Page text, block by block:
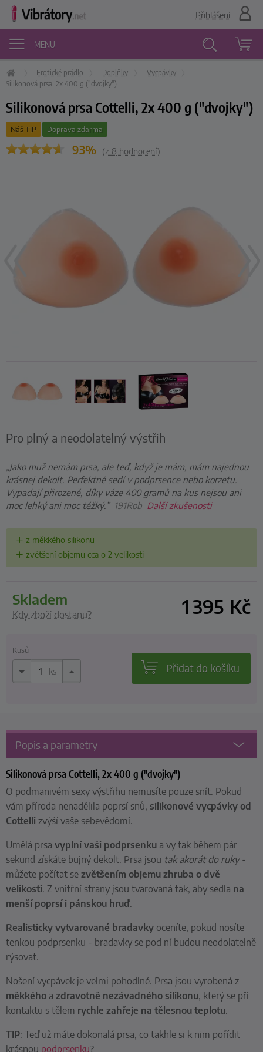
MENU
Přihlášení
Erotické prádlo Doplňky
Vycpávky
Silikonová prsa, 2x 400 g ("dvojky")
Silikonová prsa Cottelli, 2x 400 g ("dvojky")
Náš TIP Doprava zdarma
93% (z 8 hodnocení)
Pro plný a neodolatelný výstřih
„Jako muž nemám prsa, ale teď, když je mám, mám najednou
krásnej dekolt. Perfektně sedí v podprsence nebo korzetu.
Vypadají přirozeně, díky váze 400 gramů na kus nejsou ani
moc lehký ani moc těžký.” 191Rob Další zkušenosti
z měkkého silikonu
zvětšení objemu cca o 2 velikosti
skladem
Kdy zboží dostanu? 1 395 Kč
Kusů
ks Přidat do košíku
Popis a parametry
Silikonová prsa Cottelli, 2x 400 g ("dvojky")
O podmanivém sexy výstřihu nemusíte pouze snít. Pokud
vám příroda nenadělila poprsí snů, silikonové vycpávky od
Cottelli zvýší vaše sebevědomí.
Umělá prsa vyplní vaši podprsenku a vy tak během pár
sekund získáte bujný dekolt. Prsa jsou tak akorát do ruky -
můžete počítat se zvětšením objemu zhruba o dvě
velikosti. Z vnitřní strany jsou tvarovaná tak, aby sedla na
menší poprsí i pánskou hruď.
Realisticky vytvarované bradavky oceníte, pokud nosíte
tenkou podprsenku - bradavky se pod ní budou neodolatelně
rýsovat.
Nošení vycpávek je velmi pohodlné. Prsa jsou vyrobená z
měkkého a zdravotně nezávadného silikonu, který se při
kontaktu s tělem rychle zahřeje na tělesnou teplotu.
TIP: Teď už máte dokonalá prsa, co takhle si k nim pořídit
krásnou podprsenku?